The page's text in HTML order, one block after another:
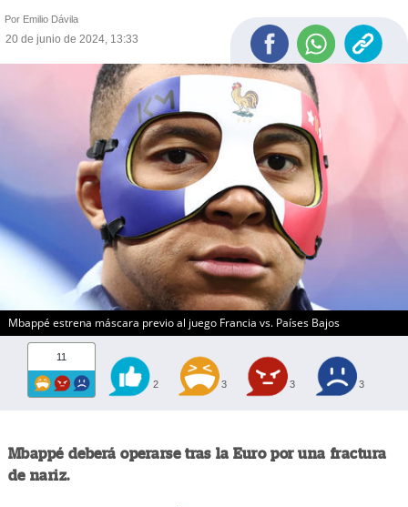
Por Emilio Dávila
20 de junio de 2024, 13:33
Mbappé estrena máscara previo al juego Francia vs. Países Bajos
11
2 3 3 3
Mbappé deberá operarse tras la Euro por una fractura
de nariz.